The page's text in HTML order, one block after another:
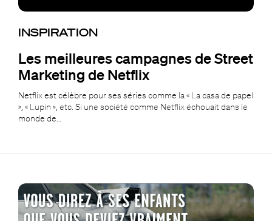
INSPIRATION
Les meilleures campagnes de Street
Marketing de Netflix
Netflix est célèbre pour ses séries comme la « La casa de papel
», « Lupin », etc. Si une société comme Netflix échouait dans le
monde de…